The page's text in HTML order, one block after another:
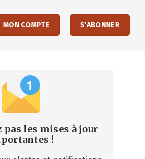
MON COMPTE S'ABONNER
pas les mises à jour
!